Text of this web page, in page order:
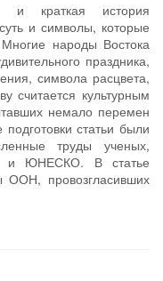
и краткая история
и символы, которые
народы Востока
праздника,
символа расцвета,
считается культурным
немало перемен
статьи были
труды ученых,
и ЮНЕСКО. В статье
ООН, провозгласивших